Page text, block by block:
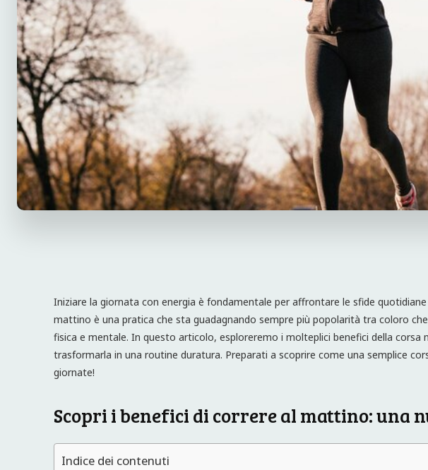
Iniziare la giornata con energia è fondamentale per affrontare le sfide
mattino è una pratica che sta guadagnando sempre più popolarità tra coloro
fisica e mentale. In questo articolo, esploreremo i molteplici benefici della
trasformarla in una routine duratura. Preparati a scoprire come una semplice
giornate!
Scopri i benefici di correre al mattino: una
Indice dei contenuti